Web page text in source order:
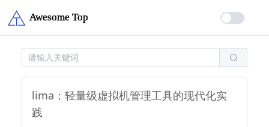
lima：轻量级虚拟机管理工具的现代化实
践